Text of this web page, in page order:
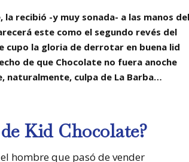
recibió -y muy sonada- a las manos
este como el segundo revés del
cupo la gloria de derrotar en buena lid
de que Chocolate no fuera anoche
naturalmente, culpa de La Barba…
Kid Chocolate?
hombre que pasó de vender